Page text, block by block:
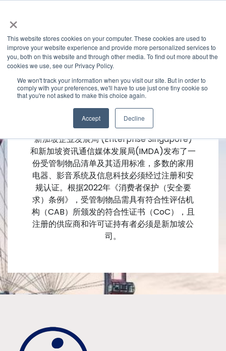
×
This website stores cookies on your computer. These cookies are used to
improve your website experience and provide more personalized services to
you, both on this website and through other media. To find out more about the
cookies we use, see our Privacy Policy.
We won't track your information when you visit our site. But in order to
comply with your preferences, we'll have to use just one tiny cookie so
that you're not asked to make this choice again.
Accept Decline
新加坡市场准入服务
新加坡企业发展局 (Enterprise Singapore)
和新加坡资讯通信媒体发展局(IMDA)发布了一
份受管制物品清单及其适用标准，多数的家用
电器、影音系统及信息科技必须经过注册和安
规认证。根据2022年《消费者保护（安全要
求）条例》，受管制物品需具有符合性评估机
构（CAB）所颁发的符合性证书（CoC），且
注册的供应商和许可证持有者必须是新加坡公
司。